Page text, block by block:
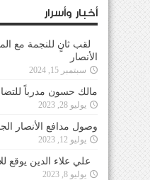
أخبار وأسرار
لقب ثانٍ للنجمة مع
الأنصار
سبتمبر 15, 2024
مالك حسون مدرباً
يوليو 28, 2023
وصول مدافع الأنصار
يوليو 12, 2023
علي علاء الدين يوقع
يوليو 8, 2023